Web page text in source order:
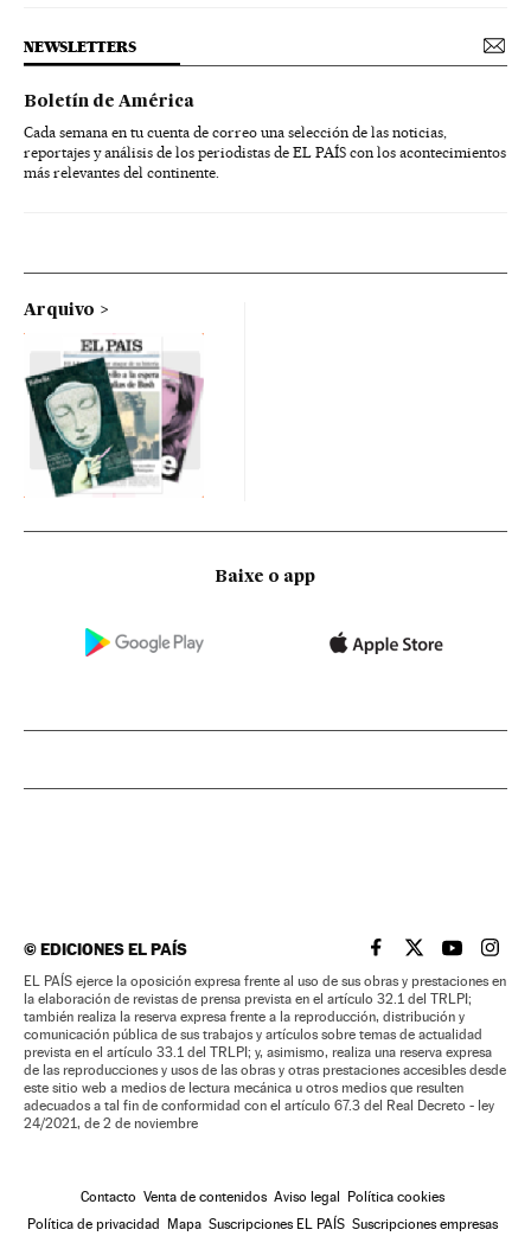
NEWSLETTERS
Boletín de América
Cada semana en tu cuenta de correo una selección de las noticias,
reportajes y análisis de los periodistas de EL PAÍS con los acontecimientos
más relevantes del continente.
Arquivo
Baixe o app
©EDICIONES EL PAÍS EL PAÍS BRASIL EN
EL PAÍSEL PAÍS
EL
EL PAÍS ejerce la oposición expresa frente al uso de sus obras y prestaciones en
la elaboración de revistas de prensa prevista en el artículo 32.1 del TRLPI;
también realiza la reserva expresa frente a la reproducción, distribución y
comunicación pública de sus trabajos y artículos sobre temas de actualidad
prevista en el artículo 33.1 del TRLPI; y, asimismo, realiza una reserva expresa
de las reproducciones y usos de las obras y otras prestaciones accesibles desde
este sitio web a medios de lectura mecánica u otros medios que resulten
adecuados a tal fin de conformidad con el artículo 67.3 del Real Decreto - ley
24/2021, de 2 de noviembre
Contacto Venta de contenidos Aviso legal Política cookies
Política de privacidad Mapa Suscripciones EL PAÍS Suscripciones empresas